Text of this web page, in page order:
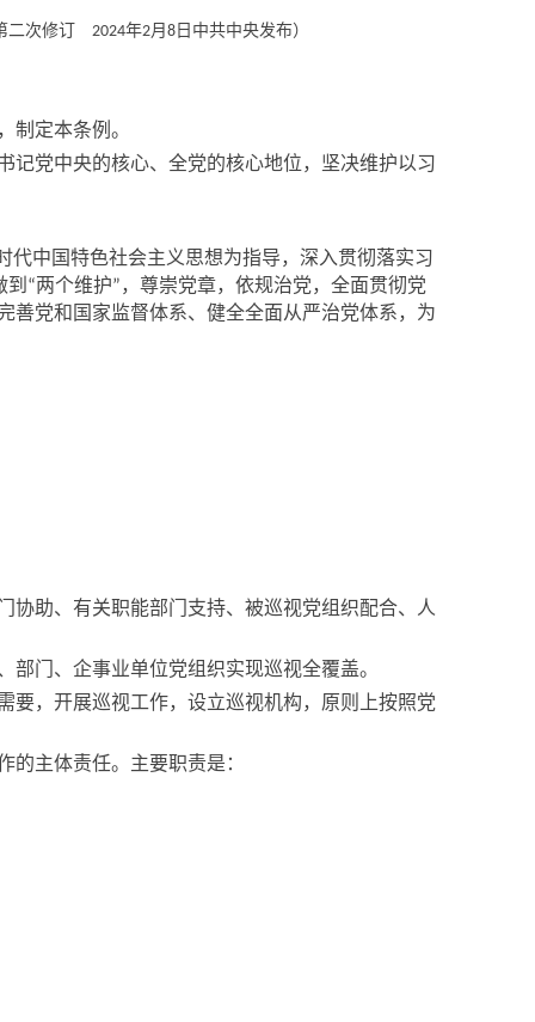
二次修订 2024年2月 8 日中共中央发布）
定本条例。
党中央的核心、全党的核心地位，坚决维护以习
代中国特色社会主义思想为指导，深入贯彻落实习
到 “两个维护”，尊崇党章，依规治党，全面贯彻党
善党和国家监督体系、健全全面从严治党体系，为
助、有关职能部门支持、被巡视党组织配合、人
门、企事业单位党组织实现巡视全覆盖。
，开展巡视工作，设立巡视机构，原则上按照党
主体责任。主要职责是：